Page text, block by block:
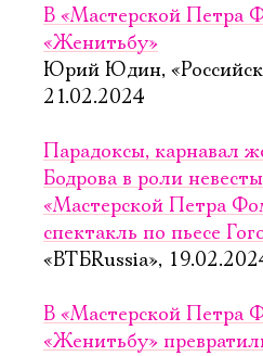
В «Мастерской Петра
«Женитьбу»
Юрий Юдин,
21.02.2024
Парадоксы, карнавал
Бодрова в роли
«Мастерской Петра
спектакль по пьесе
«ВТБRussia»,
В «Мастерской Петра
«Женитьбу»